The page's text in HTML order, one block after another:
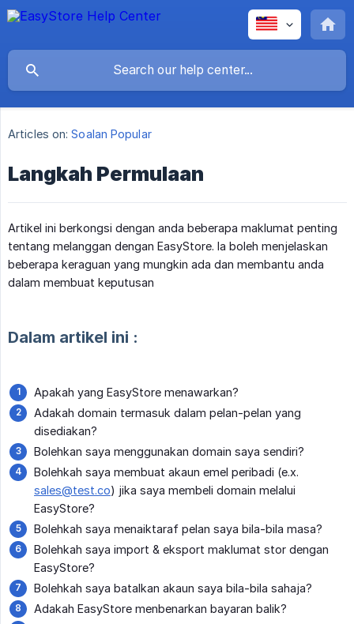
Articles on: Soalan Popular
Langkah Permulaan
Artikel ini berkongsi dengan anda beberapa maklumat penting
tentang melanggan dengan EasyStore. Ia boleh menjelaskan
beberapa keraguan yang mungkin ada dan membantu anda
dalam membuat keputusan
Dalam artikel ini :
Apakah yang EasyStore menawarkan?
Adakah domain termasuk dalam pelan-pelan yang
disediakan?
Bolehkan saya menggunakan domain saya sendiri?
Bolehkah saya membuat akaun emel peribadi (e.x.
sales@test.co) jika saya membeli domain melalui
EasyStore?
Bolehkah saya menaiktaraf pelan saya bila-bila masa?
Bolehkah saya import & eksport maklumat stor dengan
EasyStore?
Bolehkah saya batalkan akaun saya bila-bila sahaja?
Adakah EasyStore menbenarkan bayaran balik?